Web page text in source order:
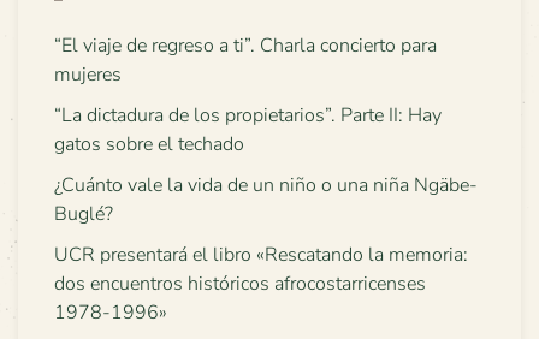
“El viaje de regreso a ti”. Charla concierto para
mujeres
“La dictadura de los propietarios”. Parte II: Hay
gatos sobre el techado
¿Cuánto vale la vida de un niño o una niña Ngäbe-
Buglé?
UCR presentará el libro «Rescatando la memoria:
dos encuentros históricos afrocostarricenses
1978-1996»